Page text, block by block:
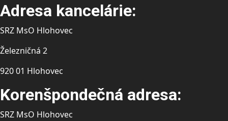
Adresa kancelárie:
SRZ MsO Hlohovec
Železničná 2
920 01 Hlohovec
Korenšpondečná adresa:
SRZ MsO Hlohovec